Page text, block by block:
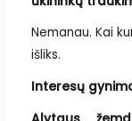
Nemanau. Kai
išliks.
Interesų